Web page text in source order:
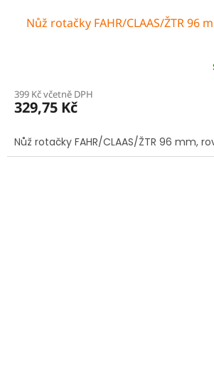
Nůž rotačky FAHR/CLAAS/ŽTR 96
399 Kč včetně DPH
329,75 Kč
Nůž rotačky FAHR/CLAAS/ŽTR 96 mm,